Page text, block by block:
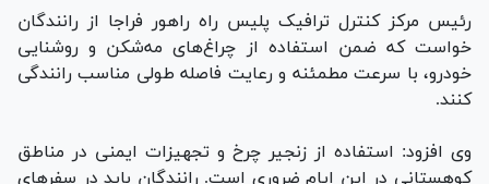
رئیس مرکز کنترل ترافیک پلیس راه راهور فراجا از رانندگان
خواست که ضمن استفاده از چراغ‌های مه‌شکن و روشنایی
خودرو، با سرعت مطمئنه و رعایت فاصله طولی مناسب رانندگی
کنند.
وی افزود: استفاده از زنجیر چرخ و تجهیزات ایمنی در مناطق
کوهستانی در این ایام ضروری است. رانندگان باید در سفر‌های